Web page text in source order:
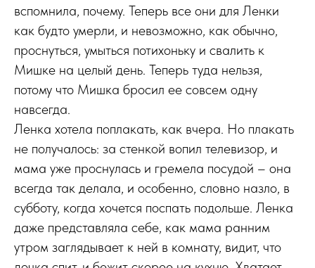
вспомнила, почему. Теперь все они для Ленки
как будто умерли, и невозможно, как обычно,
проснуться, умыться потихоньку и свалить к
Мишке на целый день. Теперь туда нельзя,
потому что Мишка бросил ее совсем одну
навсегда.
Ленка хотела поплакать, как вчера. Но плакать
не получалось: за стенкой вопил телевизор, и
мама уже проснулась и гремела посудой – она
всегда так делала, и особенно, словно назло, в
субботу, когда хочется поспать подольше. Ленка
даже представляла себе, как мама ранним
утром заглядывает к ней в комнату, видит, что